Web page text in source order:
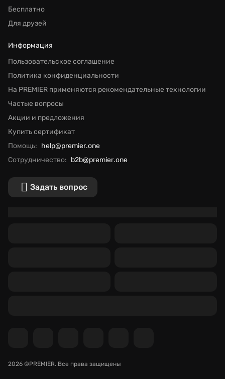
Бесплатно
Для друзей
Информация
Пользовательское соглашение
Политика конфиденциальности
На PREMIER применяются рекомендательные технологии
Частые вопросы
Акции и предложения
Купить сертификат
Помощь: help@premier.one
Сотрудничество: b2b@premier.one
Задать вопрос
2026 ©PREMIER. Все права защищены